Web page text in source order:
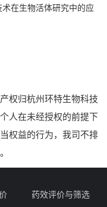
在生物活体研究中的应
权归杭州环特生物科技
人在未经授权的前提下
权益的行为，我司不排
药效评价与筛选